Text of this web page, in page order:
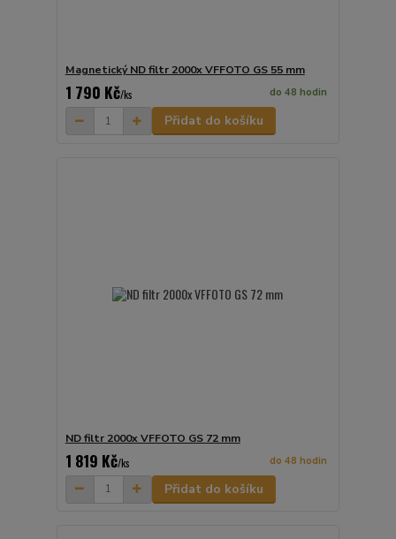
Magnetický ND filtr 2000x VFFOTO GS 55 mm
1 790 Kč/ks do 48 hodin
Přidat do košíku
ND filtr 2000x VFFOTO GS 72 mm
1 819 Kč/ks do 48 hodin
Přidat do košíku